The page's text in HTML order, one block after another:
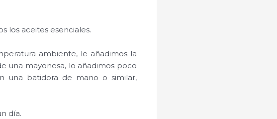
los aceites esenciales.
ambiente, le añadimos la
una mayonesa, lo añadimos poco
una batidora de mano o similar,
día.